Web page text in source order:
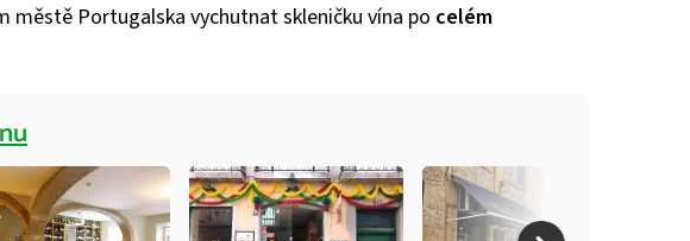
městě Portugalska vychutnat skleničku vína po celém